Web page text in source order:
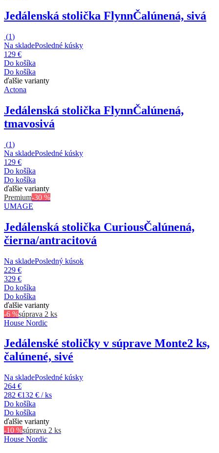
Jedálenská stolička FlynnČalúnená, sivá
(1)
Na skladePosledné kúsky
129 €
Do košíka
Do košíka
ďalšie varianty
Actona
Jedálenská stolička FlynnČalúnená,
tmavosivá
(1)
Na skladePosledné kúsky
129 €
Do košíka
Do košíka
ďalšie varianty
Premium-30 %
UMAGE
Jedálenská stolička CuriousČalúnená,
čierna/antracitová
Na skladePosledný kúsok
229 €
329 €
Do košíka
Do košíka
ďalšie varianty
-6 %súprava 2 ks
House Nordic
Jedálenské stoličky v súprave Monte2 ks,
čalúnené, sivé
Na skladePosledné kúsky
264 €
282 €132 € / ks
Do košíka
Do košíka
ďalšie varianty
-10 %súprava 2 ks
House Nordic